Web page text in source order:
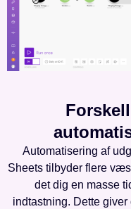
Automatisering af
Sheets tilbyder flere
det dig en masse
indtastning. Dette